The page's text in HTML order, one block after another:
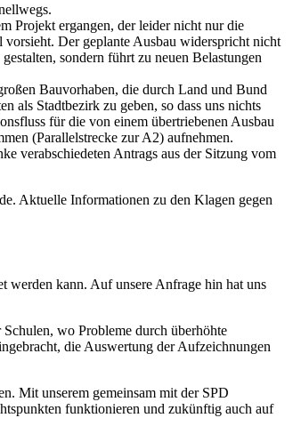
Projekt ergangen, der leider nicht nur die
Der geplante Ausbau widerspricht nicht
sondern führt zu neuen Belastungen
Bauvorhaben, die durch Land und Bund
als Stadtbezirk zu geben, so dass uns nichts
für die von einem übertriebenen Ausbau
(Parallelstrecke zur A2) aufnehmen.
verabschiedeten Antrags aus der Sitzung vom
Aktuelle Informationen zu den Klagen gegen
werden kann. Auf unsere Anfrage hin hat uns
wo Probleme durch überhöhte
die Auswertung der Aufzeichnungen
Mit unserem gemeinsam mit der SPD
funktionieren und zukünftig auch auf